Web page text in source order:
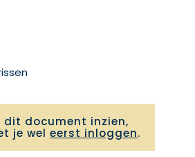
dit document inzien,
je wel eerst inloggen.